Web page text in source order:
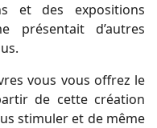
et des expositions
présentait d’autres
vous vous offrez le
de cette création
stimuler et de même